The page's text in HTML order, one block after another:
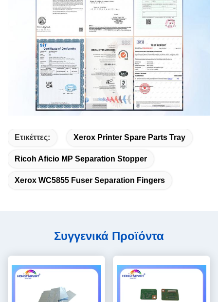
Ετικέττες: Xerox Printer Spare Parts Tray
Ricoh Aficio MP Separation Stopper
Xerox WC5855 Fuser Separation Fingers
Συγγενικά Προϊόντα